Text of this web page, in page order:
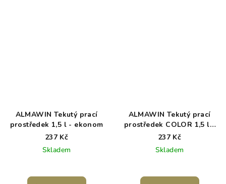
ALMAWIN Tekutý prací
prostředek 1,5 l - ekonom
237 Kč
Skladem
ALMAWIN Tekutý prací
prostředek COLOR 1,5 l -
ekonom
237 Kč
Skladem